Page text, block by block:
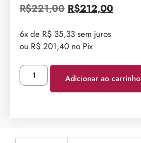
R$221,00 R$212,00
6x de R$ 35,33 sem juros
ou R$ 201,40 no Pix
Adicionar ao carrinho